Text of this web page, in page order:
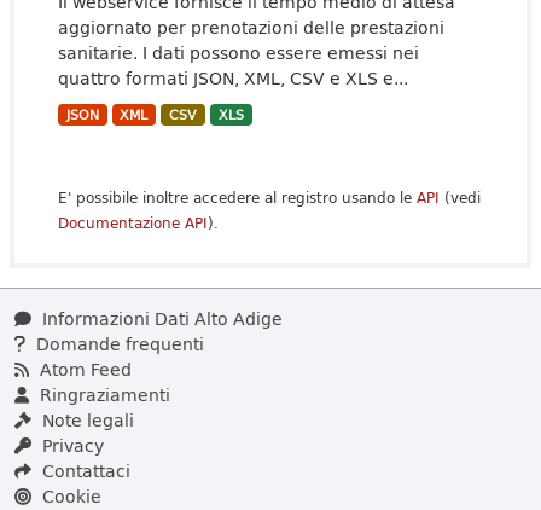
aggiornato per prenotazioni delle prestazioni
sanitarie. I dati possono essere emessi nei
quattro formati JSON, XML, CSV e XLS e...
JSON XML CSV XLS
E' possibile inoltre accedere al registro usando le API (vedi
Documentazione API).
Informazioni Dati Alto Adige
Domande frequenti
Atom Feed
Ringraziamenti
Note legali
Privacy
Contattaci
Cookie